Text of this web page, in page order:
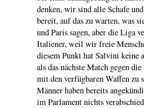
denken, wir sind alle Schafe
bereit, auf das zu warten, was
und Paris sagen, aber die Liga
Italiener, weil wir freie
diesem Punkt hat Salvini keine
als das nächste Match gegen
mit den verfügbaren Waffen zu
Männer haben bereits
im Parlament nichts